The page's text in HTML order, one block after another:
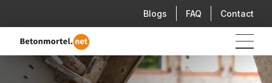
Blogs FAQ Contact